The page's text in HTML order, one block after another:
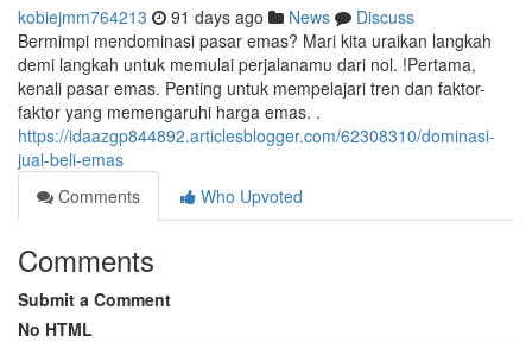
kobiejmm764213 91 days ago News
Discuss
Bermimpi mendominasi pasar emas? Mari kita uraikan langkah
demi langkah untuk memulai perjalanamu dari nol. !Pertama,
kenali pasar emas. Penting untuk mempelajari tren dan faktor-
faktor yang memengaruhi harga emas. .
https://idaazgp844892.articlesblogger.com/62308310/dominasi-
jual-beli-emas
Comments
Who Upvoted
Comments
Submit a Comment
No HTML